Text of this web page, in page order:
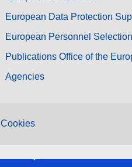
European Data Protection
European Personnel
Publications Office of the
Agencies
Cookies